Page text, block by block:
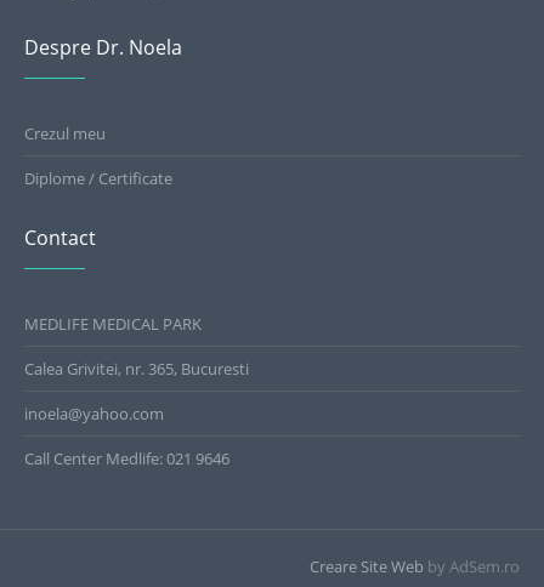
Despre Dr. Noela
Crezul meu
Diplome / Certificate
Contact
MEDLIFE MEDICAL PARK
Calea Grivitei, nr. 365, Bucuresti
inoela@yahoo.com
Call Center Medlife: 021 9646
Creare Site Web by AdSem.ro